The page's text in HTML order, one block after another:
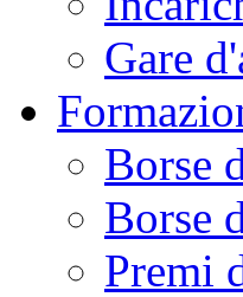
Gare
Borse
Borse
Premi